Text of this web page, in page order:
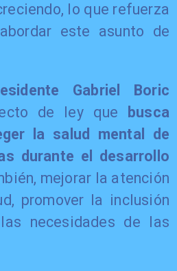
lo que refuerza
este asunto de
Gabriel Boric
de ley que
busca
la salud mental de
durante el desarrollo
mejorar la atención
promover la inclusión
necesidades de las